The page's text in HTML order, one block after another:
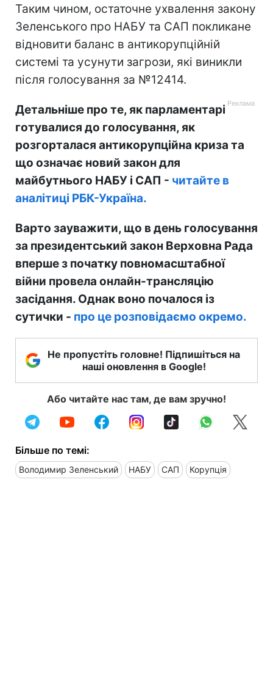
Таким чином, остаточне ухвалення закону
Зеленського про НАБУ та САП покликане
відновити баланс в антикорупційній
системі та усунути загрози, які виникли
після голосування за №12414.
Детальніше про те, як парламентарі
готувалися до голосування, як
розгорталася антикорупційна криза та
що означає новий закон для
майбутнього НАБУ і САП - читайте в
аналітиці РБК-Україна.
Варто зауважити, що в день голосування
за президентський закон Верховна Рада
вперше з початку повномасштабної
війни провела онлайн-трансляцію
засідання. Однак воно почалося із
сутички - про це розповідаємо окремо.
Не пропустіть головне! Підпишіться на
наші оновлення в Google!
Або читайте нас там, де вам зручно!
Більше по темі:
Володимир Зеленський НАБУ САП Корупція